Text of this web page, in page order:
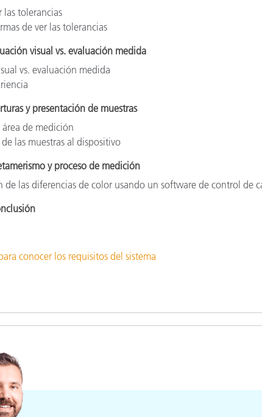
tolerancias
de ver las tolerancias
visual vs. evaluación medida
vs. evaluación medida
y presentación de muestras
de medición
las muestras al dispositivo
y proceso de medición
de las diferencias de color usando un software de control de
conocer los requisitos del sistema